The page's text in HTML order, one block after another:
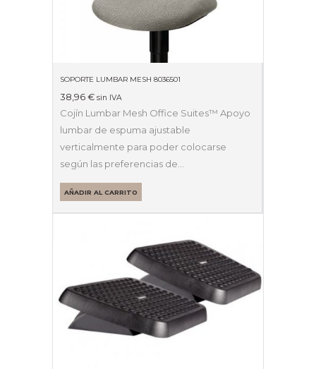
SOPORTE LUMBAR MESH 8036501
38,96 € sin IVA
Cojín Lumbar Mesh Office Suites™ Apoyo
lumbar de espuma ajustable
verticalmente para poder colocarse
según las preferencias de…
AÑADIR AL CARRITO